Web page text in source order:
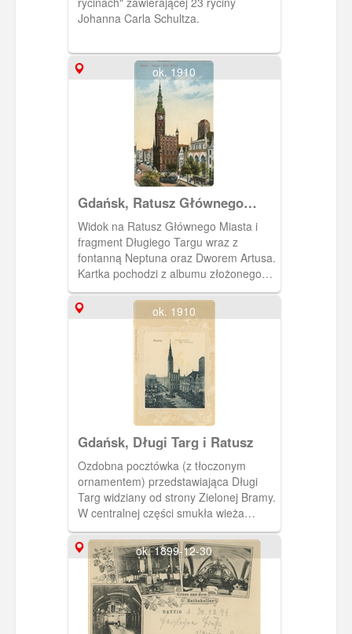
Johanna Carla Schultza.
ok. 1910
Gdańsk, Ratusz Głównego
Miassta
Widok na Ratusz Głównego Miasta i
fragment Długiego Targu wraz z
fontanną Neptuna oraz Dworem Artusa.
Kartka pochodzi z albumu złożonego
przez R. Czarlińskiego. Album zawiera
11 kartek pocztowych wydanych przez
wydawnictwo Stengel &Co., G.m.b.H,
Dresden. Okładka albumu tekturowa,
kolor bordo. Na okładce znajduje się
napis Gdańsk, dane wydawcy i
ozdobne, secesyjne motywy roślinne.
ok. 1910
Gdańsk, Długi Targ i Ratusz
Ozdobna pocztówka (z tłoczonym
ornamentem) przedstawiająca Długi
Targ widziany od strony Zielonej Bramy.
W centralnej części smukła wieża
Ratusza Głównego Miasta.
ok. 1899-12-30